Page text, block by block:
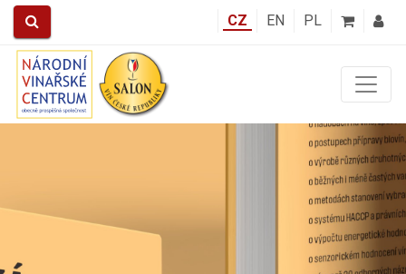
CZ EN PL